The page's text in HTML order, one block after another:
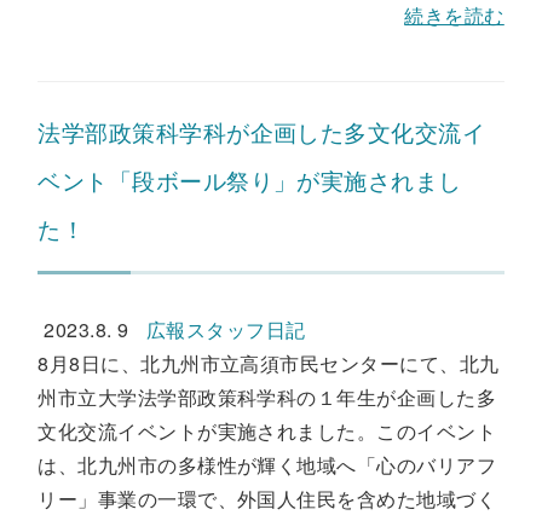
続きを読む
法学部政策科学科が企画した多文化交流イ
ベント「段ボール祭り」が実施されまし
た！
2023.8. 9
広報スタッフ日記
8月8日に、北九州市立高須市民センターにて、北九
州市立大学法学部政策科学科の１年生が企画した多
文化交流イベントが実施されました。このイベント
は、北九州市の多様性が輝く地域へ「心のバリアフ
リー」事業の一環で、外国人住民を含めた地域づく